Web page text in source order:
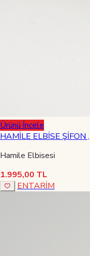
Ürünü İncele
HAMİLE ELBİSE
Hamile Elbisesi
1.995,00 TL
ENTARİM